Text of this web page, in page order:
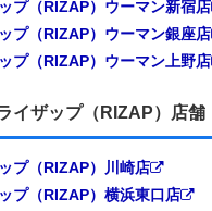
プ（RIZAP）ウーマン新宿店
プ（RIZAP）ウーマン銀座店
プ（RIZAP）ウーマン上野店
イザップ（RIZAP）店舗
プ（RIZAP）川崎店
プ（RIZAP）横浜東口店